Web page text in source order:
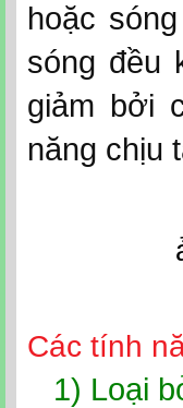
hoặc
sóng đều
giảm bởi
năng chịu
Các tính
1) Loại